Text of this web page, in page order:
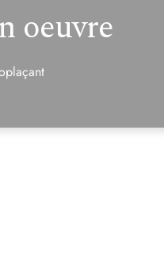
oeuvre